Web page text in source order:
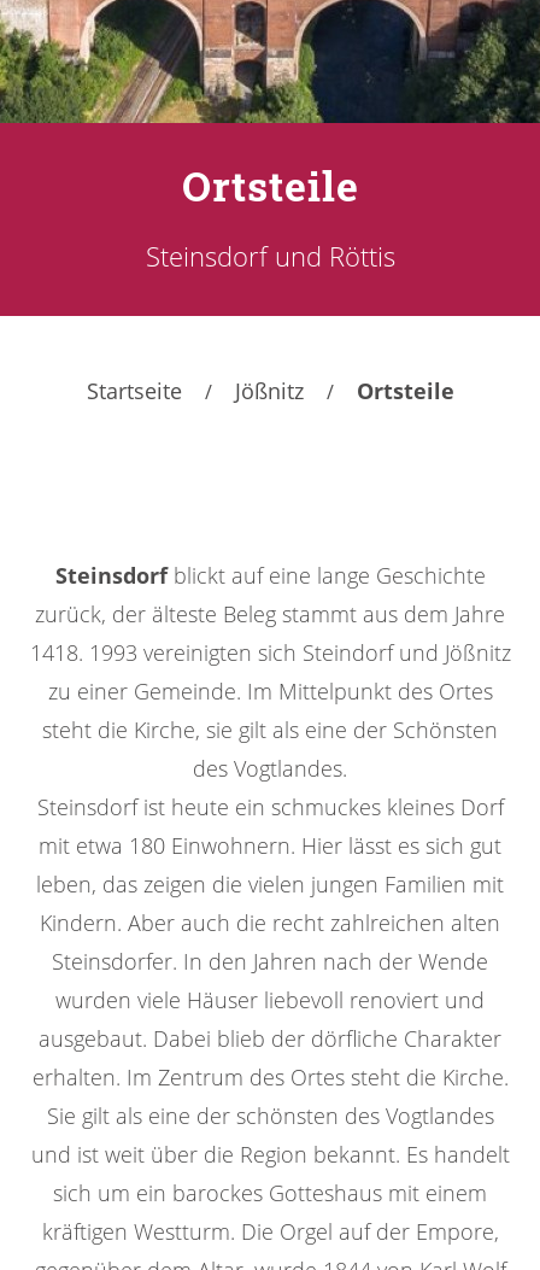
Ortsteile
Steinsdorf und Röttis
Startseite Jößnitz Ortsteile
Steinsdorfblickt auf eine lange Geschichte
zurück, der älteste Beleg stammt aus dem Jahre
1418. 1993 vereinigten sich Steindorf und Jößnitz
zu einer Gemeinde. Im Mittelpunkt des Ortes
steht die Kirche, sie gilt als eine der Schönsten
des Vogtlandes.
Steinsdorf ist heute ein schmuckes kleines Dorf
mit etwa 180 Einwohnern. Hier lässt es sich gut
leben, das zeigen die vielen jungen Familien mit
Kindern. Aber auch die recht zahlreichen alten
Steinsdorfer. In den Jahren nach der Wende
wurden viele Häuser liebevoll renoviert und
ausgebaut. Dabei blieb der dörfliche Charakter
erhalten. Im Zentrum des Ortes steht die Kirche.
Sie gilt als eine der schönsten des Vogtlandes
und ist weit über die Region bekannt. Es handelt
sich um ein barockes Gotteshaus mit einem
kräftigen Westturm. Die Orgel auf der Empore,